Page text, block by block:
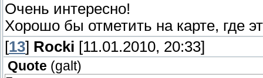
Очень интересно!
Хорошо бы отметить на карте, где
[13] Rocki [11.01.2010, 20:33]
Quote (galt)